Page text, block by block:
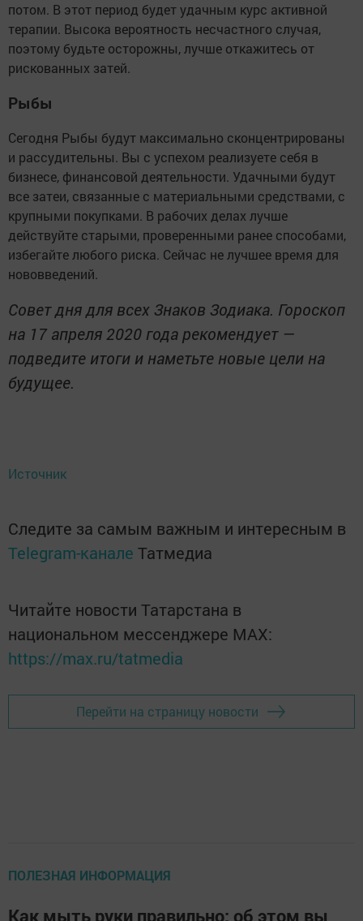
потом. В этот период будет удачным курс активной
терапии. Высока вероятность несчастного случая,
поэтому будьте осторожны, лучше откажитесь от
рискованных затей.
Рыбы
Сегодня Рыбы будут максимально сконцентрированы
и рассудительны. Вы с успехом реализуете себя в
бизнесе, финансовой деятельности. Удачными будут
все затеи, связанные с материальными средствами, с
крупными покупками. В рабочих делах лучше
действуйте старыми, проверенными ранее способами,
избегайте любого риска. Сейчас не лучшее время для
нововведений.
Совет дня для всех Знаков Зодиака. Гороскоп
на 17 апреля 2020 года рекомендует —
подведите итоги и наметьте новые цели на
будущее.
Источник
Следите за самым важным и интересным в
Telegram-канале Татмедиа
Читайте новости Татарстана в
национальном мессенджере MАХ:
https://max.ru/tatmedia
Перейти на страницу новости
ПОЛЕЗНАЯ ИНФОРМАЦИЯ
Как мыть руки правильно: об этом вы